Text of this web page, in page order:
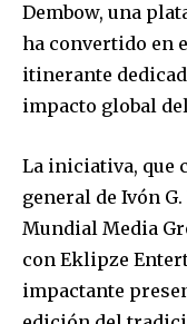
Dembow, una
ha convertido en
itinerante
impacto global
La iniciativa, que
general de Ivón
Mundial Media
con Eklipze
impactante